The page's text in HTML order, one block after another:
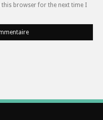
this browser for the next time I